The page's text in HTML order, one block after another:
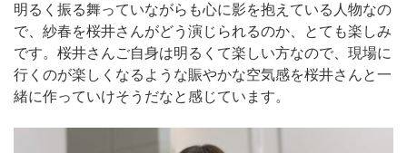
明るく振る舞っていながらも心に影を抱えている人物なの
で、紗春を桜井さんがどう演じられるのか、とても楽しみ
です。桜井さんご自身は明るくて楽しい方なので、現場に
行くのが楽しくなるような賑やかな空気感を桜井さんと一
緒に作っていけそうだなと感じています。